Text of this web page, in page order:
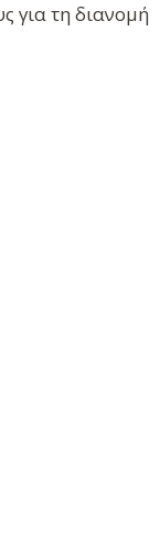
για τη διανομή